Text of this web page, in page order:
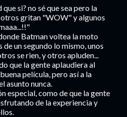
si? no sé que sea pero la
otros gritan "WOW" y algunos
Batman voltea la moto
de un segundo lo mismo, unos
se rien, y otros apluden...
que la gente aplaudiera al
película, pero así a la
asunto nunca.
especial, como de que la gente
de la experiencia y